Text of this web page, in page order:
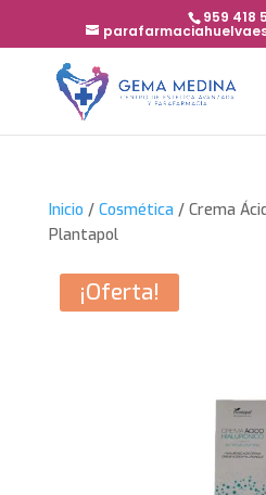
959 418
Inicio / Cosmética / Crema
Plantapol
¡Oferta!